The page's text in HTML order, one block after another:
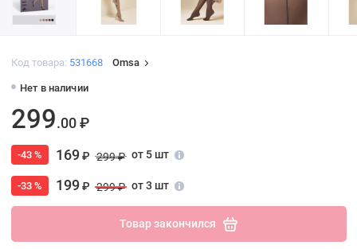
Код товара: 531668 Omsa
Нет в наличии
299.00 ₽
-43 % 169₽ 299 ₽ от 5 шт
-33 % 199₽ 299 ₽ от 3 шт
Товар закончился